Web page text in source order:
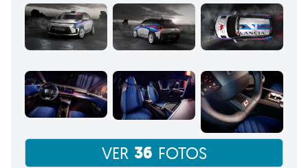
VER 36 FOTOS